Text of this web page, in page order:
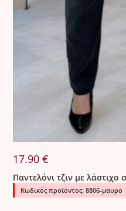
•8,50 €
για κάθε επιπλέον
για κάθε αλλαγή στην
3. Ελαττωματικά Προϊόντα
Όλα τα προϊόντα
Σε περίπτωση που
εταιρεία προχωρά σε άμεση
17.90€
Παντελόνι τζιν με λάστιχο
Κωδικός προϊόντος: 8806-μαυρο